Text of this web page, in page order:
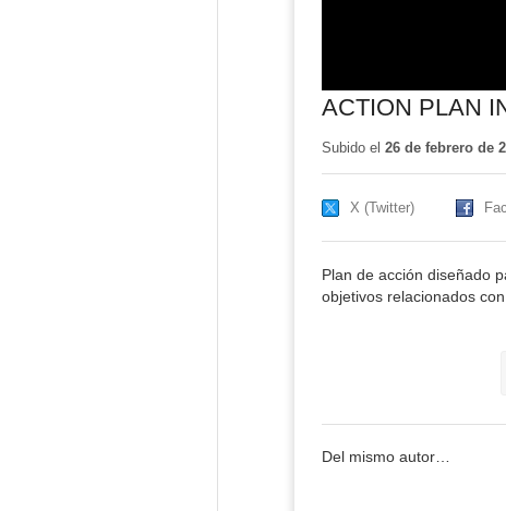
ACTION PLAN
Subido el 26 de febrero de
X (Twitter)
Plan de acción diseñado
objetivos relacionados
Del mismo autor…